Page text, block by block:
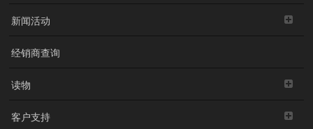
新闻活动
经销商查询
读物
客户支持